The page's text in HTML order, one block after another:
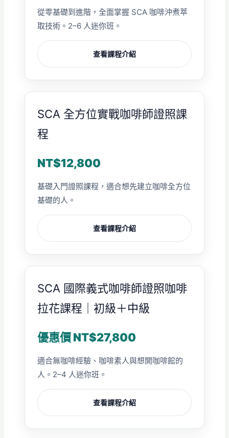
從零基礎到進階，全面掌握 SCA 咖啡沖煮萃
取技術。2–6 人迷你班。
查看課程介紹
SCA 全方位實戰咖啡師證照課
程
NT$12,800
基礎入門證照課程，適合想先建立咖啡全方位
基礎的人。
查看課程介紹
SCA 國際義式咖啡師證照咖啡
拉花課程｜初級＋中級
優惠價 NT$27,800
適合無咖啡經驗、咖啡素人與想開咖啡館的
人。2–4 人迷你班。
查看課程介紹